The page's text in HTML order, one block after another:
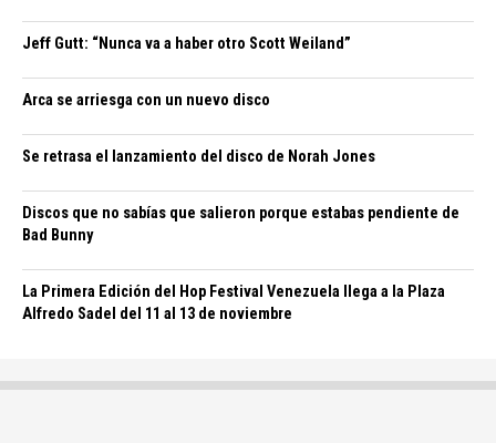
Jeff Gutt: “Nunca va a haber otro Scott Weiland”
Arca se arriesga con un nuevo disco
Se retrasa el lanzamiento del disco de Norah Jones
Discos que no sabías que salieron porque estabas pendiente de
Bad Bunny
La Primera Edición del Hop Festival Venezuela llega a la Plaza
Alfredo Sadel del 11 al 13 de noviembre